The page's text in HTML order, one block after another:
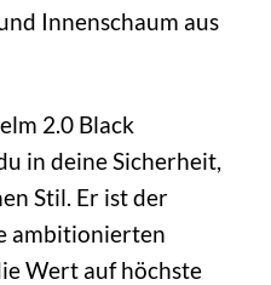
Innenschaum aus
2.0 Black
in deine Sicherheit,
Stil. Er ist der
ambitionierten
Wert auf höchste